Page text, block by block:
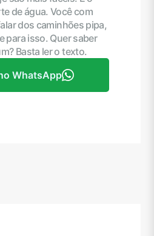
de água. Você com
dos caminhões pipa,
para isso. Quer saber
Basta ler o texto.
WhatsApp